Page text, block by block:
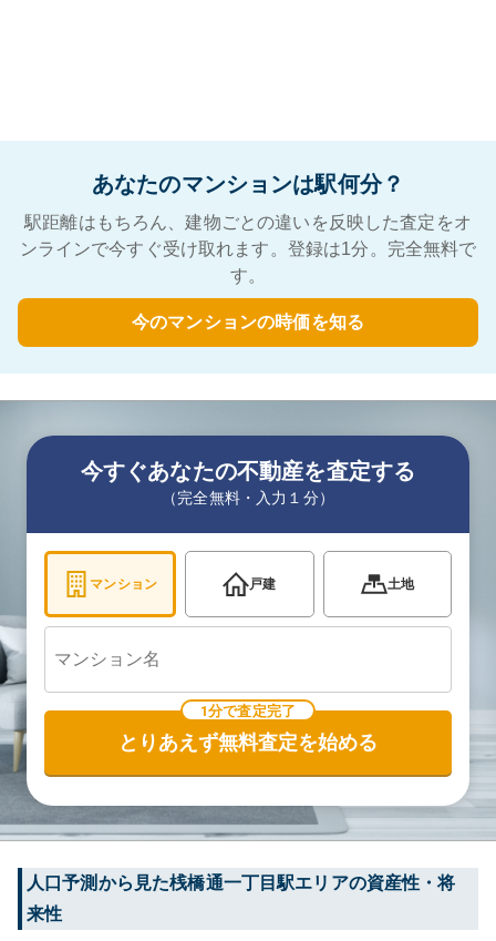
あなたのマンションは駅何分？
駅距離はもちろん、建物ごとの違いを反映した査定をオ
ンラインで今すぐ受け取れます。登録は1分。完全無料で
す。
今のマンションの時価を知る
今すぐあなたの不動産を査定する
（完全無料・入力１分）
マンション 戸建 土地
1分で査定完了
とりあえず無料査定を始める
人口予測から見た桟橋通一丁目駅エリアの資産性・将
来性